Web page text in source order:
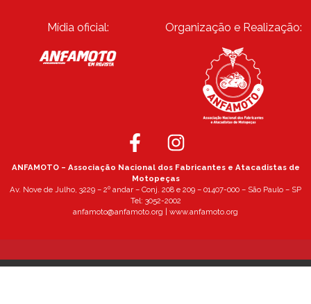
Mídia oficial: Organização e Realização:
ANFAMOTO – Associação Nacional dos Fabricantes e Atacadistas de
Motopeças
Av. Nove de Julho, 3229 – 2º andar – Conj. 208 e 209 – 01407-000 – São Paulo – SP
Tel: 3052-2002
anfamoto@anfamoto.org | www.anfamoto.org